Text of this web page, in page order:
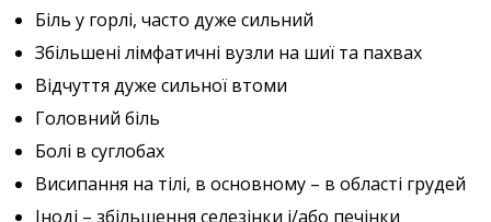
Біль у горлі, часто дуже сильний
Збільшені лімфатичні вузли на шиї та пахвах
Відчуття дуже сильної втоми
Головний біль
Болі в суглобах
Висипання на тілі, в основному – в області грудей
Іноді – збільшення селезінки і/або печінки